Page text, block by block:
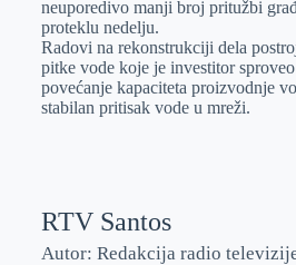
neuporedivo manji broj pritužbi
proteklu nedelju.
Radovi na rekonstrukciji dela
pitke vode koje je investitor
povećanje kapaciteta proizvodnje
stabilan pritisak vode u mreži.
RTV Santos
Autor: Redakcija radio